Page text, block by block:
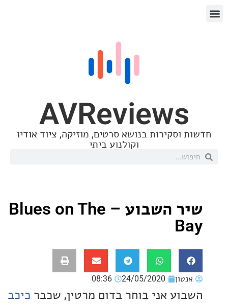
בנושא סרטים, מוזיקה, ציוד אודיו
וקולנוע ביתי
שיר השבוע – Blues on The
24/05/2020
08:36
אני בוחר בדום מרטין, שכברכיכב